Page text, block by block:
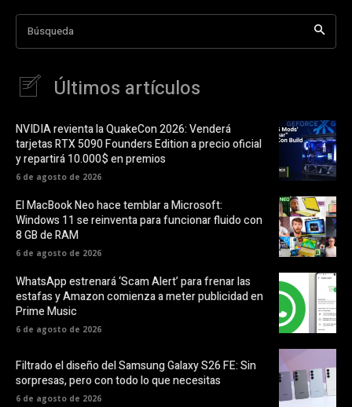
Búsqueda
Últimos artículos
NVIDIA revienta la QuakeCon 2026: Venderá
tarjetas RTX 5090 Founders Edition a precio oficial
y repartirá 10.000$ en premios
6 de agosto de 2026
El MacBook Neo hace temblar a Microsoft:
Windows 11 se reinventa para funcionar fluido con
8 GB de RAM
6 de agosto de 2026
WhatsApp estrenará ‘Scam Alert’ para frenar las
estafas y Amazon comienza a meter publicidad en
Prime Music
6 de agosto de 2026
Filtrado el diseño del Samsung Galaxy S26 FE: Sin
sorpresas, pero con todo lo que necesitas
6 de agosto de 2026